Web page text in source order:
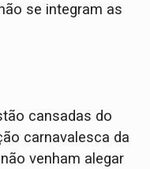
se integram as
cansadas do
carnavalesca da
venham alegar